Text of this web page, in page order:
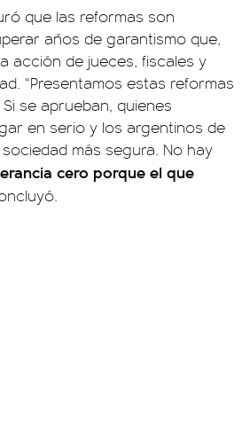
que las reformas son
años de garantismo que,
acción de jueces, fiscales y
“Presentamos estas reformas
se aprueban, quienes
en serio y los argentinos de
más segura. No hay
cero porque el que